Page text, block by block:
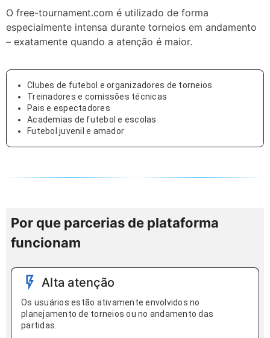
O free-tournament.com é utilizado de forma
especialmente intensa durante torneios em andamento
– exatamente quando a atenção é maior.
Clubes de futebol e organizadores de torneios
Treinadores e comissões técnicas
Pais e espectadores
Academias de futebol e escolas
Futebol juvenil e amador
Por que parcerias de plataforma
funcionam
Alta atenção
Os usuários estão ativamente envolvidos no
planejamento de torneios ou no andamento das
partidas.